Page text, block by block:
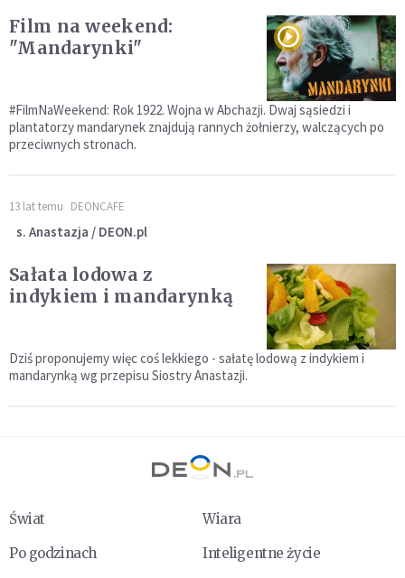
Film na weekend:
"Mandarynki"
#FilmNaWeekend: Rok 1922. Wojna w Abchazji. Dwaj sąsiedzi i
plantatorzy mandarynek znajdują rannych żołnierzy, walczących po
przeciwnych stronach.
13 lat temu DEONCAFE
s. Anastazja / DEON.pl
Sałata lodowa z
indykiem i mandarynką
Dziś proponujemy więc coś lekkiego - sałatę lodową z indykiem i
mandarynką wg przepisu Siostry Anastazji.
Świat
Wiara
Po godzinach
Inteligentne życie